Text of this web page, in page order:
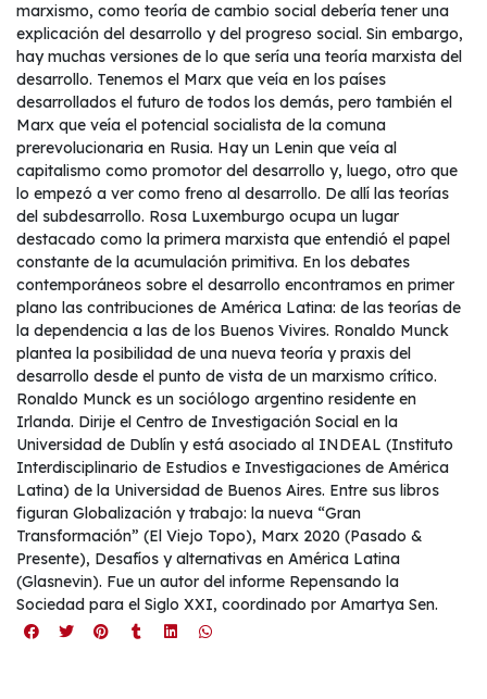
marxismo, como teoría de cambio social debería tener una
explicación del desarrollo y del progreso social. Sin embargo,
hay muchas versiones de lo que sería una teoría marxista del
desarrollo. Tenemos el Marx que veía en los países
desarrollados el futuro de todos los demás, pero también el
Marx que veía el potencial socialista de la comuna
prerevolucionaria en Rusia. Hay un Lenin que veía al
capitalismo como promotor del desarrollo y, luego, otro que
lo empezó a ver como freno al desarrollo. De allí las teorías
del subdesarrollo. Rosa Luxemburgo ocupa un lugar
destacado como la primera marxista que entendió el papel
constante de la acumulación primitiva. En los debates
contemporáneos sobre el desarrollo encontramos en primer
plano las contribuciones de América Latina: de las teorías de
la dependencia a las de los Buenos Vivires. Ronaldo Munck
plantea la posibilidad de una nueva teoría y praxis del
desarrollo desde el punto de vista de un marxismo crítico.
Ronaldo Munck es un sociólogo argentino residente en
Irlanda. Dirije el Centro de Investigación Social en la
Universidad de Dublín y está asociado al INDEAL (Instituto
Interdisciplinario de Estudios e Investigaciones de América
Latina) de la Universidad de Buenos Aires. Entre sus libros
figuran Globalización y trabajo: la nueva “Gran
Transformación” (El Viejo Topo), Marx 2020 (Pasado &
Presente), Desafíos y alternativas en América Latina
(Glasnevin). Fue un autor del informe Repensando la
Sociedad para el Siglo XXI, coordinado por Amartya Sen.